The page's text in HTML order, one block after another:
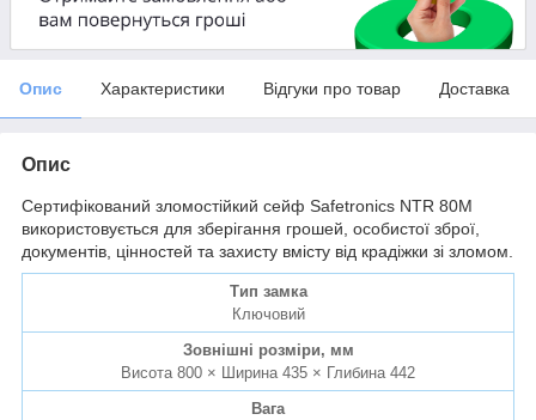
Опис Характеристики Відгуки про товар Доставка
Опис
Сертифікований зломостійкий сейф Safetronics NTR 80M
використовується для зберігання грошей, особистої зброї,
документів, цінностей та захисту вмісту від крадіжки зі зломом.
Тип замка
Ключовий
Зовнішні розміри, мм
Висота 800 × Ширина 435 × Глибина 442
Вага